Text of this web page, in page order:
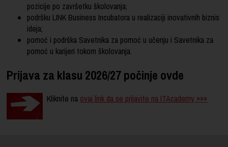
pozicije po završetku školovanja;
podršku LINK Business Incubatora u realizaciji inovativnih biznis
ideja;
pomoć i podrška Savetnika za pomoć u učenju i Savetnika za
pomoć u karijeri tokom školovanja.
Prijava za klasu 2026/27 počinje ovde
Kliknite na ovaj link da se prijavite na ITAcademy »»»